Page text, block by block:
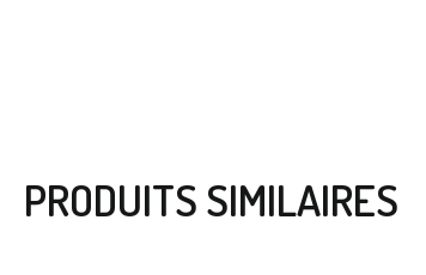
PRODUITS SIMILAIRES